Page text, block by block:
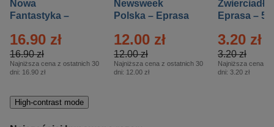
Nowa
Fantastyka –
16.90 zł
16.90 zł
Najniższa cena z ostatnich 30
dni: 16.90 zł
Newsweek
Polska – Eprasa
12.00 zł
12.00 zł
Najniższa cena z ostatnich 30
dni: 12.00 zł
Zwierciadło
Eprasa – 5/
3.20 zł
3.20 zł
Najniższa cena z
dni: 3.20 zł
High-contrast mode